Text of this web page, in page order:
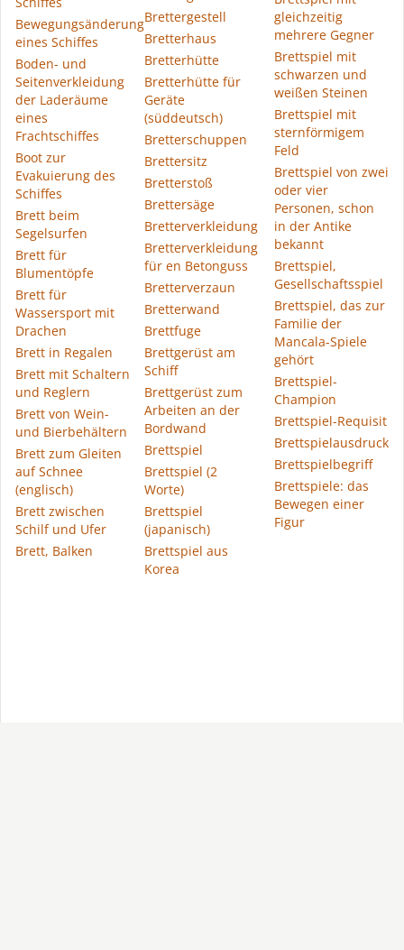
Bewegungsänderung
eines Schiffes
Boden- und
Seitenverkleidung
der Laderäume
eines
Frachtschiffes
Boot zur
Evakuierung des
Schiffes
Brett beim
Segelsurfen
Brett für
Blumentöpfe
Brett für
Wassersport mit
Drachen
Brett in Regalen
Brett mit Schaltern
und Reglern
Brett von Wein-
und Bierbehältern
Brett zum Gleiten
auf Schnee
(englisch)
Brett zwischen
Schilf und Ufer
Brett, Balken
Brettergestell
Bretterhaus
Bretterhütte
Bretterhütte für
Geräte
(süddeutsch)
Bretterschuppen
Brettersitz
Bretterstoß
Brettersäge
Bretterverkleidung
Bretterverkleidung
für en Betonguss
Bretterverzaun
Bretterwand
Brettfuge
Brettgerüst am
Schiff
Brettgerüst zum
Arbeiten an der
Bordwand
Brettspiel
Brettspiel (2
Worte)
Brettspiel
(japanisch)
Brettspiel aus
Korea
gleichzeitig
mehrere Gegner
Brettspiel mit
schwarzen und
weißen Steinen
Brettspiel mit
sternförmigem
Feld
Brettspiel von zwei
oder vier
Personen, schon
in der Antike
bekannt
Brettspiel,
Gesellschaftsspiel
Brettspiel, das zur
Familie der
Mancala-Spiele
gehört
Brettspiel-
Champion
Brettspiel-Requisit
Brettspielausdruck
Brettspielbegriff
Brettspiele: das
Bewegen einer
Figur